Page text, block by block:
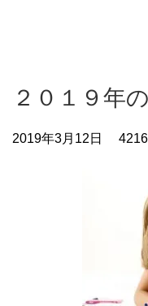
２０１９年
2019年3月12日